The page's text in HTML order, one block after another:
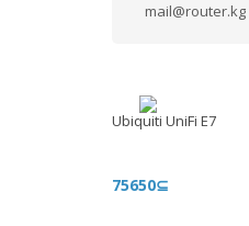
mail@router.kg
Ubiquiti UniFi E7
75650⊆